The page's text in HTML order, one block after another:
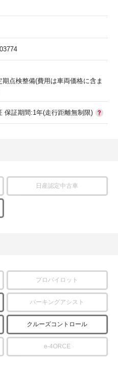
期点検整備(費用は車両価格に含ま
保証期間:1年(走行距離無制限)
日産認定中古車
プロパイロット
パーキングアシスト
クルーズコントロール
e-4ORCE